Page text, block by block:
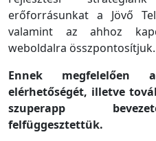
erőforrásunkat a Jövő
valamint az ahhoz
weboldalra összpontosítjuk.
Ennek megfelelően
elérhetőségét, illetve
szuperapp
felfüggesztettük.